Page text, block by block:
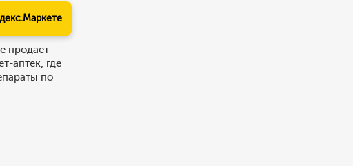
продает
аптек, где
по